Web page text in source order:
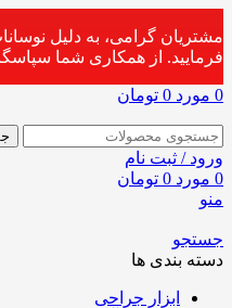
مشتریان گرامی، به دلیل
فرمایید. از همکاری شما
0 مورد 0 تومان
ورود / ثبت نام
0 مورد 0 تومان
منو
جستجو
دسته بندی ها
ابزار جراحی